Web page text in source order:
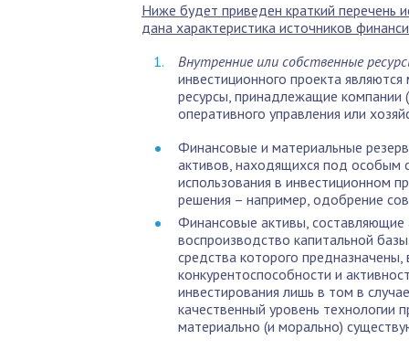
Ниже будет приведен краткий перечень
дана характеристика источников
Внутренние или собственные
инвестиционного проекта
ресурсы, принадлежащие компании
оперативного управления или
Финансовые и материальные
активов, находящихся под особым
использования в инвестиционном
решения – например, одобрение
Финансовые активы,
воспроизводство капитальной
средства которого
конкурентоспособности и
инвестирования лишь в том в
качественный уровень технологии
материально (и морально)